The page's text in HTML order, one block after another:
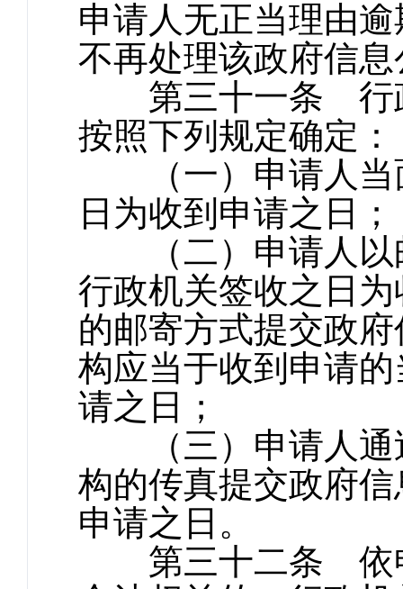
申请人无正当理由
不再处理该政府信
第三十一条 行政
按照下列规定确定：
（一）申请人当
日为收到申请之日；
（二）申请人以
行政机关签收之日
的邮寄方式提交政
构应当于收到申请
请之日；
（三）申请人通
构的传真提交政府
申请之日。
第三十二条 依申